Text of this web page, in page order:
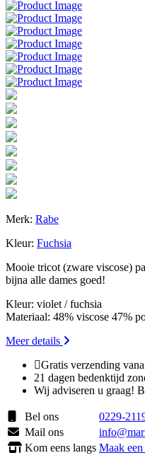
Merk: Rabe
Kleur: Fuchsia
Mooie tricot (zware viscose)
bijna alle dames goed!
Kleur: violet / fuchsia
Materiaal: 48% viscose 47%
Meer details
Gratis verzending
21 dagen bedenktijd
Wij adviseren u graag!
Bel ons
0229-
Mail ons
Kom eens langs Maak